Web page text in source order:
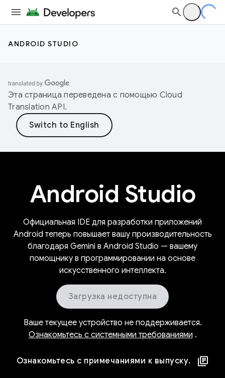
ANDROID STUDIO
Эта страница переведена с помощью Cloud
Translation API.
Android Studio
Официальная IDE для разработки приложений
Android теперь повышает вашу производительность
благодаря Gemini в Android Studio — вашему
помощнику в программировании на основе
искусственного интеллекта.
Загрузка недоступна
Ваше текущее устройство не поддерживается.
Ознакомьтесь с системными требованиями .
Ознакомьтесь с примечаниями к выпуску.